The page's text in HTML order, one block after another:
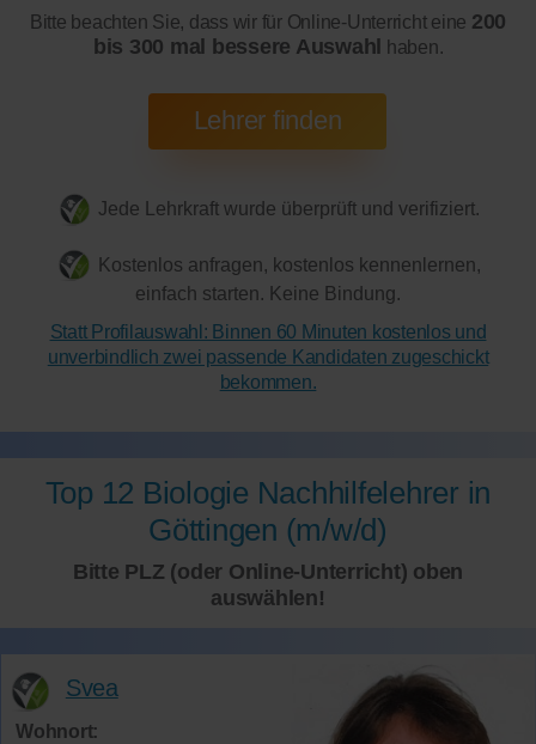
Bitte beachten Sie, dass wir für Online-Unterricht eine 200
bis 300 mal bessere Auswahl haben.
Jede Lehrkraft wurde überprüft und verifiziert.
Kostenlos anfragen, kostenlos kennenlernen,
einfach starten. Keine Bindung.
Statt Profilauswahl: Binnen 60 Minuten kostenlos und
unverbindlich zwei passende Kandidaten zugeschickt
bekommen.
Top 12 Biologie Nachhilfelehrer in
Göttingen (m/w/d)
Bitte PLZ (oder Online-Unterricht) oben
auswählen!
Svea
Wohnort: